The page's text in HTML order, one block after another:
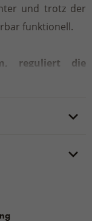
und trotz der
funktionell.
reguliert die
die nötige
bei denen man